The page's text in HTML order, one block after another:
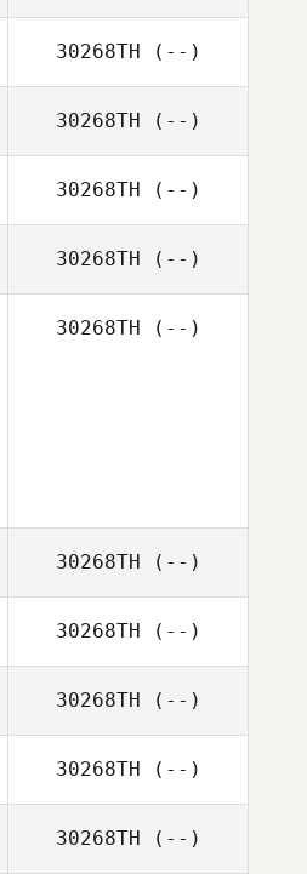
30268TH (--)
30268TH (--)
30268TH (--)
30268TH (--)
30268TH (--)
30268TH (--)
30268TH (--)
30268TH (--)
30268TH (--)
30268TH (--)